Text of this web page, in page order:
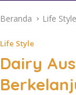
Beranda Life Style
Life Style
Dairy